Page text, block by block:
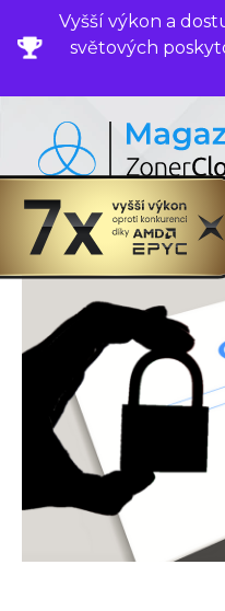
Vyšší výkon a
světových